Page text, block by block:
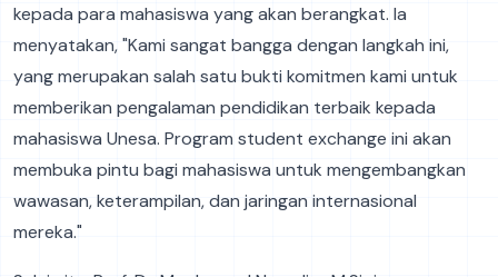
kepada para mahasiswa yang akan berangkat. Ia
menyatakan, "Kami sangat bangga dengan langkah ini,
yang merupakan salah satu bukti komitmen kami untuk
memberikan pengalaman pendidikan terbaik kepada
mahasiswa Unesa. Program student exchange ini akan
membuka pintu bagi mahasiswa untuk mengembangkan
wawasan, keterampilan, dan jaringan internasional
mereka."